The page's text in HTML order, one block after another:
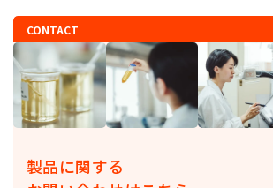
CONTACT
製品に関する